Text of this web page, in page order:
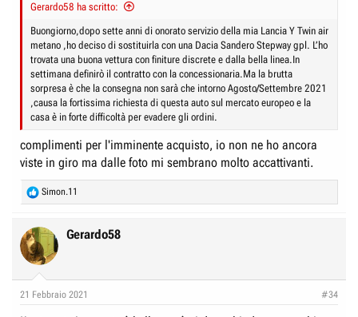
Gerardo58 ha scritto:
Buongiorno,dopo sette anni di onorato servizio della mia Lancia Y Twin air
metano ,ho deciso di sostituirla con una Dacia Sandero Stepway gpl. L’ho
trovata una buona vettura con finiture discrete e dalla bella linea.In
settimana definirò il contratto con la concessionaria.Ma la brutta
sorpresa è che la consegna non sarà che intorno Agosto/Settembre 2021
,causa la fortissima richiesta di questa auto sul mercato europeo e la
casa è in forte difficoltà per evadere gli ordini.
complimenti per l'imminente acquisto, io non ne ho ancora
viste in giro ma dalle foto mi sembrano molto accattivanti.
R
e
c
t
i
s
Simon.11
Gerardo58
21 Febbraio 2021 #34